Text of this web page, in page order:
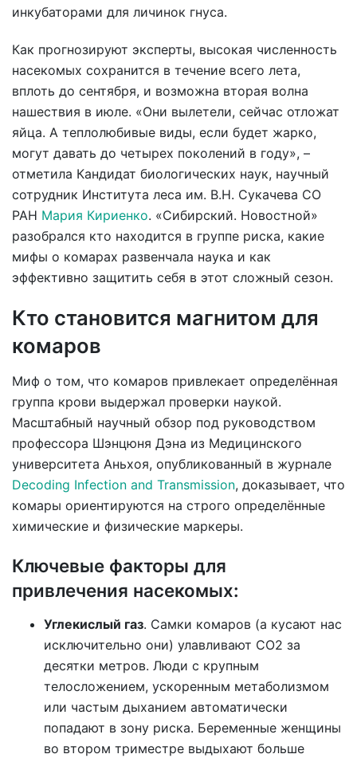
инкубаторами для личинок гнуса.
Как прогнозируют эксперты, высокая численность
насекомых сохранится в течение всего лета,
вплоть до сентября, и возможна вторая волна
нашествия в июле. «Они вылетели, сейчас отложат
яйца. А теплолюбивые виды, если будет жарко,
могут давать до четырех поколений в году», –
отметила Кандидат биологических наук, научный
сотрудник Института леса им. В.Н. Сукачева СО
РАН Мария Кириенко. «Сибирский. Новостной»
разобрался кто находится в группе риска, какие
мифы о комарах развенчала наука и как
эффективно защитить себя в этот сложный сезон.
Кто становится магнитом для
комаров
Миф о том, что комаров привлекает определённая
группа крови выдержал проверки наукой.
Масштабный научный обзор под руководством
профессора Шэнцюня Дэна из Медицинского
университета Аньхоя, опубликованный в журнале
Decoding Infection and Transmission, доказывает, что
комары ориентируются на строго определённые
химические и физические маркеры.
Ключевые факторы для
привлечения насекомых:
Углекислый газ. Самки комаров (а кусают нас
исключительно они) улавливают CO2 за
десятки метров. Люди с крупным
телосложением, ускоренным метаболизмом
или частым дыханием автоматически
попадают в зону риска. Беременные женщины
во втором триместре выдыхают больше